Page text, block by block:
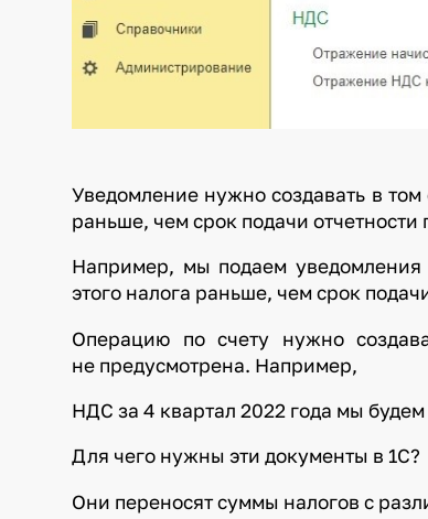
Уведомление нужно создавать в том
раньше, чем срок подачи отчетности
Например, мы подаем
этого налога раньше, чем срок
Операцию по счету нужно
не предусмотрена. Например,
НДС за 4 квартал 2022 года мы
Для чего нужны эти документы в 1С?
Они переносят суммы налогов с